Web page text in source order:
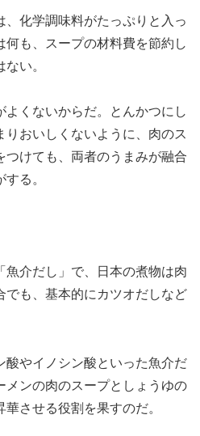
化学調味料がたっぷりと入っ
何も、スープの材料費を節約し
い。
よくないからだ。とんかつにし
りおいしくないように、肉のス
つけても、両者のうまみが融合
る。
魚介だし」で、日本の煮物は肉
でも、基本的にカツオだしなど
酸やイノシン酸といった魚介だ
メンの肉のスープとしょうゆの
させる役割を果すのだ。